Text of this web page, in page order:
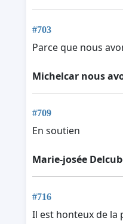
#703
Parce que nous
Michelcar nous
#709
En soutien
Marie-josée
#716
Il est honteux de la